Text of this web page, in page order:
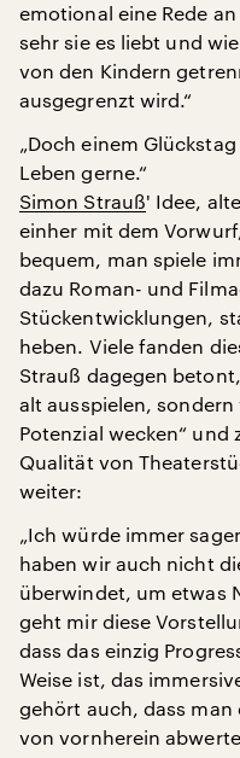
emotional eine Rede
sehr sie es liebt und
von den Kindern
ausgegrenzt wird.“
„Doch einem
Leben gerne.“
Simon Strauß' Idee,
einher mit dem
bequem, man spiele
dazu Roman- und
Stückentwicklungen,
heben. Viele fanden
Strauß dagegen
alt ausspielen,
Potenzial wecken“ und
Qualität von
weiter:
„Ich würde immer
haben wir auch nicht
überwindet, um etwas
geht mir diese
dass das einzig
Weise ist, das
gehört auch, dass man
von vornherein